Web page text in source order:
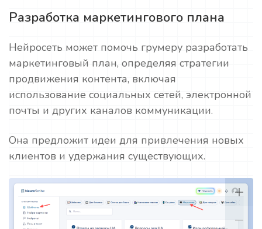
Разработка маркетингового плана
Нейросеть может помочь грумеру разработать
маркетинговый план, определяя стратегии
продвижения контента, включая
использование социальных сетей, электронной
почты и других каналов коммуникации.
Она предложит идеи для привлечения новых
клиентов и удержания существующих.